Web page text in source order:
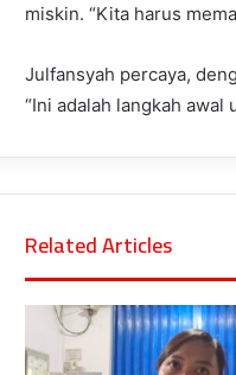
miskin. “Kita harus
Julfansyah percaya,
“Ini adalah langkah
Related Articles